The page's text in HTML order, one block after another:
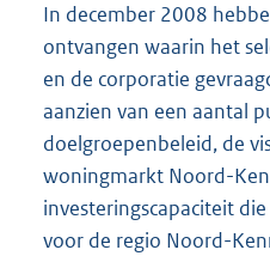
In december 2008
ontvangen waarin het
en de corporatie
aanzien van een aantal
doelgroepenbeleid, de
woningmarkt Noord-
investeringscapaciteit
voor de regio Noord-